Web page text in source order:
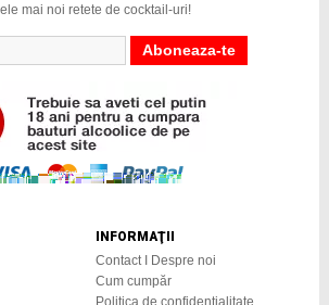
mai noi retete de cocktail-uri!
INFORMAŢII
Contact I Despre noi
Cum cumpăr
Politica de confidențialitate